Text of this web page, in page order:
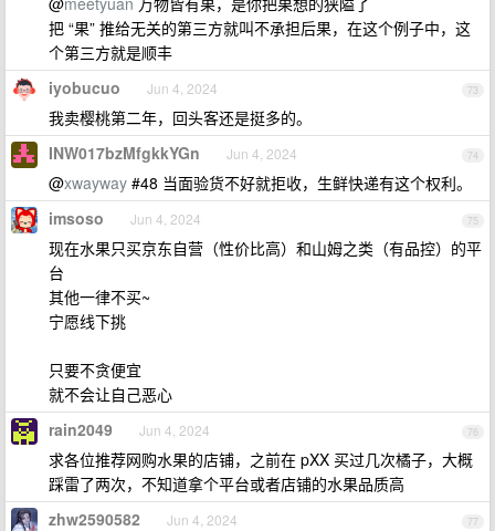
把 “果” 推给无关的第三方就叫不承担后果，在这个例子中，这
个第三方就是顺丰
73
iyobucuo Jun 4, 2024
我卖樱桃第二年，回头客还是挺多的。
74
INW017bzMfgkkYGn Jun 4, 2024
@xwayway #48 当面验货不好就拒收，生鲜快递有这个权利。
75
imsoso Jun 4, 2024
现在水果只买京东自营（性价比高）和山姆之类（有品控）的平
台
其他一律不买~
宁愿线下挑
只要不贪便宜
就不会让自己恶心
76
rain2049 Jun 4, 2024
求各位推荐网购水果的店铺，之前在 pXX 买过几次橘子，大概
踩雷了两次，不知道拿个平台或者店铺的水果品质高
77
zhw2590582 Jun 4, 2024